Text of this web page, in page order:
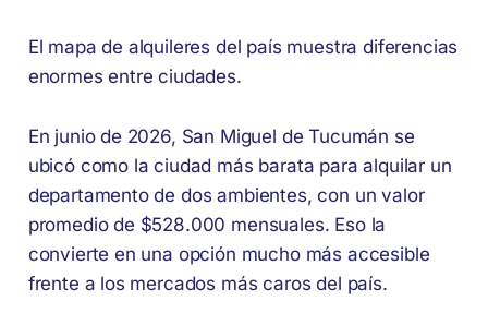
El mapa de alquileres del país muestra diferencias
enormes entre ciudades.
En junio de 2026, San Miguel de Tucumán se
ubicó como la ciudad más barata para alquilar un
departamento de dos ambientes, con un valor
promedio de $528.000 mensuales. Eso la
convierte en una opción mucho más accesible
frente a los mercados más caros del país.